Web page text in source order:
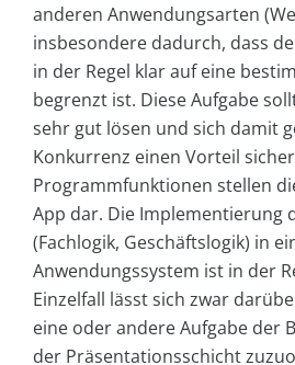
anderen Anwendungsarten
insbesondere dadurch, dass
in der Regel klar auf eine
begrenzt ist. Diese Aufgabe
sehr gut lösen und sich damit
Konkurrenz einen Vorteil
Programmfunktionen stellen
App dar. Die Implementierung
(Fachlogik, Geschäftslogik) in
Anwendungssystem ist in der
Einzelfall lässt sich zwar
eine oder andere Aufgabe der
der Präsentationsschicht